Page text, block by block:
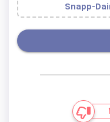
Snapp-